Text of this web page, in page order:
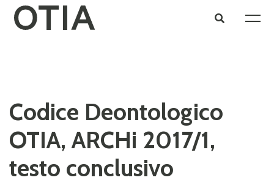
Codice Deontologico
OTIA, ARCHi 2017/1,
testo conclusivo